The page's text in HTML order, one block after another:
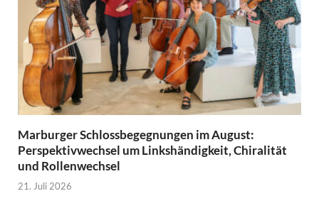
Marburger Schlossbegegnungen im August:
Perspektivwechsel um Linkshändigkeit, Chiralität
und Rollenwechsel
21. Juli 2026